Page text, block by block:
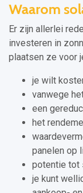
Waarom
Er zijn allerlei
investeren in
plaatsen ze voor
je wilt
vanwege
een
het
panelen op
potentie tot
je kunt